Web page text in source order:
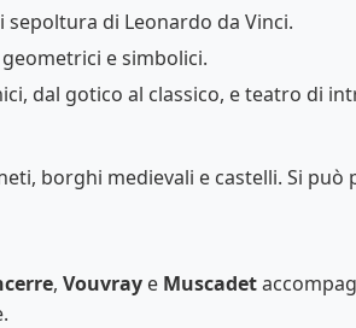
di Leonardo da Vinci.
e simbolici.
dal gotico al classico, e teatro di
borghi medievali e castelli. Si
, Vouvray e Muscadet